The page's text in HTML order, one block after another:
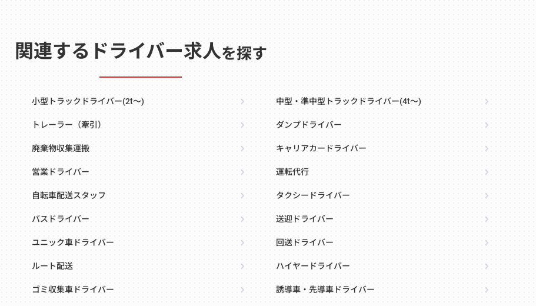
関連するドライバー求人を探す
小型トラックドライバー(2t～) 中型・準中型トラックドライバー(4t～)
トレーラー（牽引） ダンプドライバー
廃棄物収集運搬 キャリアカードライバー
営業ドライバー 運転代行
自転車配送スタッフ タクシードライバー
バスドライバー 送迎ドライバー
ユニック車ドライバー 回送ドライバー
ルート配送 ハイヤードライバー
ゴミ収集車ドライバー 誘導車・先導車ドライバー